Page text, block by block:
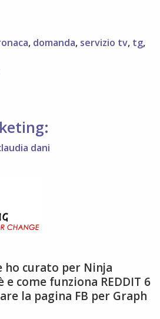
, domanda, servizio tv, tg,
dani
ho curato per Ninja
e come funziona REDDIT 6
la pagina FB per Graph